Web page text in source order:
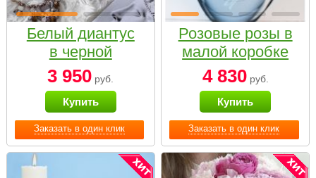
Заказать в один клик
Белый диантус
в черной
коробке Small
3 950 руб.
Купить
Заказать в один клик
Розовые розы в
малой коробке
4 830руб.
Купить